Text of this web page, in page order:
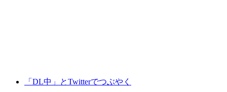
「DL中」とTwitterでつぶやく